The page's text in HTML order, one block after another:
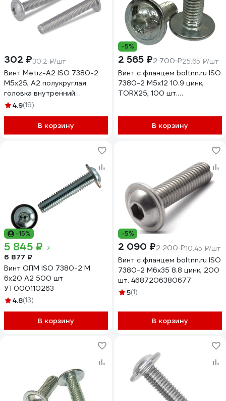
302 ₽30.2 ₽/шт
Винт Metiz-A2 ISO 7380-2
M5x25, А2 полукруглая
головка внутренний
шестигранник, пресс-шайба,
4.9(19)
В корзину
-5%
2 565 ₽2 700 ₽25.65 ₽/шт
Винт с фланцем boltnn.ru ISO
7380-2 М5x12 10.9 цинк,
TORX25, 100 шт.
В корзину
-15%
5 845 ₽
6 877 ₽
Винт ОПМ ISO 7380-2 М
6х20 А2 500 шт
УТ000110263
4.8(13)
В корзину
-5%
2 090 ₽2 200 ₽10.45 ₽/шт
Винт с фланцем boltnn.ru ISO
7380-2 М6x35 8.8 цинк, 200
шт. 4687206380677
5(1)
В корзину